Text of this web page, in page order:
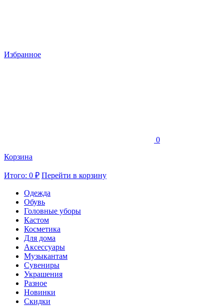
Избранное
0
Корзина
Итого: 0 ₽ Перейти в корзину
Одежда
Обувь
Головные уборы
Кастом
Косметика
Для дома
Аксессуары
Музыкантам
Сувениры
Украшения
Разное
Новинки
Скидки